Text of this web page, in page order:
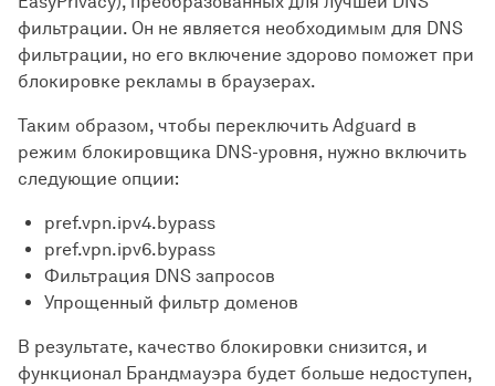
фильтрации. Он не является необходимым для DNS
фильтрации, но его включение здорово поможет при
блокировке рекламы в браузерах.
Таким образом, чтобы переключить Adguard в
режим блокировщика DNS-уровня, нужно включить
следующие опции:
pref.vpn.ipv4.bypass
pref.vpn.ipv6.bypass
Фильтрация DNS запросов
Упрощенный фильтр доменов
В результате, качество блокировки снизится, и
функционал Брандмауэра будет больше недоступен,